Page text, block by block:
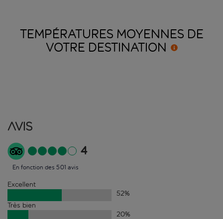
TEMPÉRATURES MOYENNES DE
VOTRE DESTINATION
Avis
4
En fonction des 501 avis
Excellent
52%
Très bien
20%